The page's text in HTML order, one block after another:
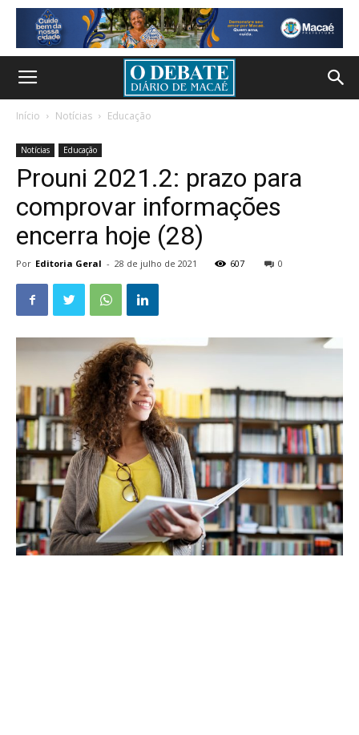
Início Notícias Educação
Notícias Educação
Prouni 2021.2: prazo para
comprovar informações
encerra hoje (28)
Por Editoria Geral - 28 de julho de 2021 607 0